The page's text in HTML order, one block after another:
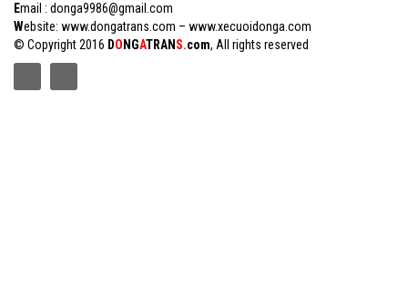
Email : donga9986@gmail.com
Website: www.dongatrans.com – www.xecuoidonga.com
© Copyright 2016 DO NGATRAN S.com, All rights reserved